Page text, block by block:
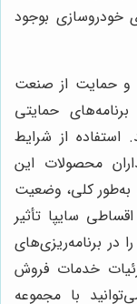
بوجود
و حمایت از صنعت
حمایتی
از شرایط
محصولات این
به‌طور کلی، وضعیت
سایپا تأثیر
در برنامه‌ریزی‌های
خدمات فروش
با مجموعه